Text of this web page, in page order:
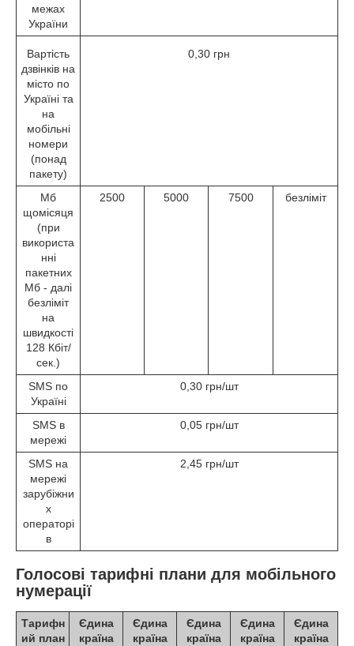
межах
України
Вартість
дзвінків на
місто по
Україні та
на
мобільні
номери
(понад
пакету)
0,30 грн
Мб
щомісяця
(при
використа
нні
пакетних
Мб - далі
безліміт
на
швидкості
128 Кбіт/
сек.)
2500 5000 7500 безліміт
SMS по
Україні
0,30 грн/шт
SMS в
мережі
0,05 грн/шт
SMS на
мережі
зарубіжни
х
операторі
в
2,45 грн/шт
Голосові тарифні плани для мобільного
нумерації
Тарифн
ий план
Єдина
країна
Єдина
країна
Єдина
країна
Єдина
країна
Єдина
країна